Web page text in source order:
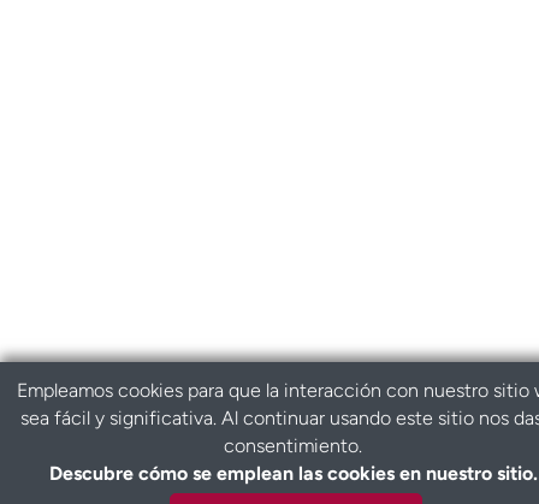
Empleamos cookies para que la interacción con nuestro sitio
sea fácil y significativa. Al continuar usando este sitio nos
consentimiento.
Descubre cómo se emplean las cookies en nuestro sitio.